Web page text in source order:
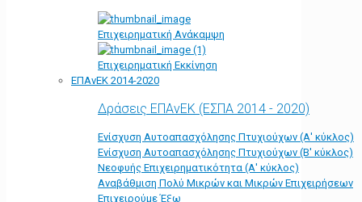
Επιχειρηματική Ανάκαμψη
Επιχειρηματική Εκκίνηση
ΕΠΑνΕΚ 2014-2020
Δράσεις ΕΠΑνΕΚ (ΕΣΠΑ 2014 - 2020)
Ενίσχυση Αυτοαπασχόλησης Πτυχιούχων (Α' κύκλος)
Ενίσχυση Αυτοαπασχόλησης Πτυχιούχων (Β' κύκλος)
Νεοφυής Επιχειρηματικότητα (Α' κύκλος)
Αναβάθμιση Πολύ Μικρών και Μικρών Επιχειρήσεων
Επιχειρούμε Έξω